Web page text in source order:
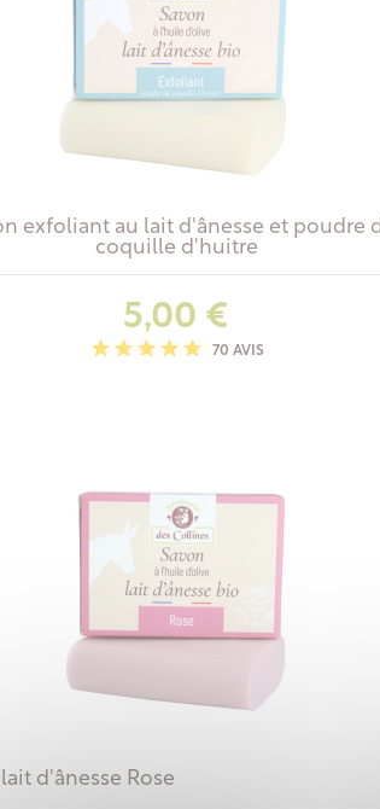
exfoliant au lait d'ânesse et poudre
coquille d'huitre
Prix
5,00 €
70 AVIS
d'ânesse Rose